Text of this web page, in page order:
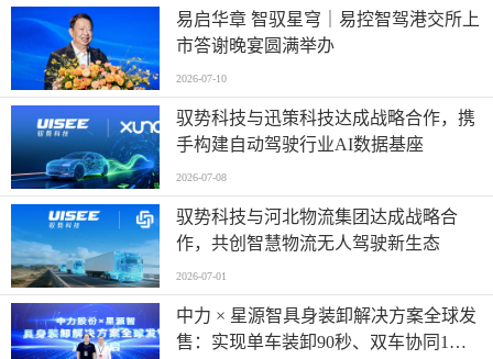
易启华章 智驭星穹｜易控智驾港交所上
市答谢晚宴圆满举办
2026-07-10
驭势科技与迅策科技达成战略合作，携
手构建自动驾驶行业AI数据基座
2026-07-08
驭势科技与河北物流集团达成战略合
作，共创智慧物流无人驾驶新生态
2026-07-01
中力 × 星源智具身装卸解决方案全球发
售：实现单车装卸90秒、双车协同1分